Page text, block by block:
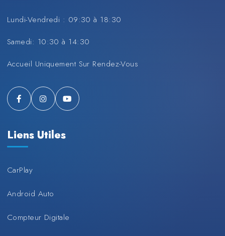
Lundi-Vendredi : 09:30 à 18:30
Samedi: 10:30 à 14:30
Accueil Uniquement Sur Rendez-Vous
Liens Utiles
CarPlay
Android Auto
Compteur Digitale